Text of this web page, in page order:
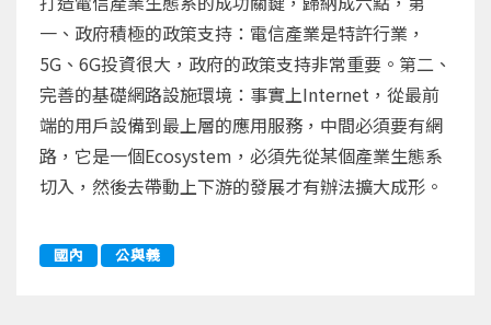
一、政府積極的政策支持：電信產業是特許行業，
5G、6G投資很大，政府的政策支持非常重要。第二、
完善的基礎網路設施環境：事實上Internet，從最前
端的用戶設備到最上層的應用服務，中間必須要有網
路，它是一個Ecosystem，必須先從某個產業生態系
切入，然後去帶動上下游的發展才有辦法擴大成形。
國內 公與義